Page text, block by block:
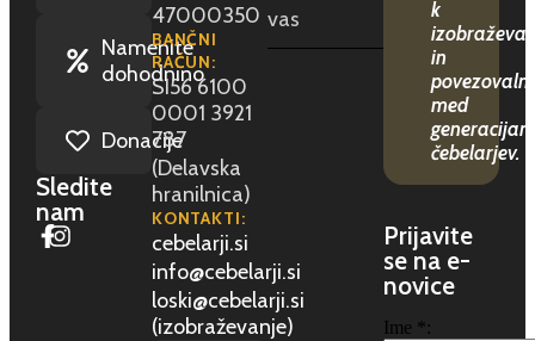
Namenite
dohodnino
Donacije
Sledite
nam
47000350
BANČNI
RAČUN:
SI56 6100
0001 3921
787
(Delavska
hranilnica)
KONTAKTI:
cebelarji.si
info@cebelarji.si
loski@cebelarji.si
(izobraževanje)
vas
k
in
med
čebelarjev.
Prijavite
se na e-
novice
Ime *: